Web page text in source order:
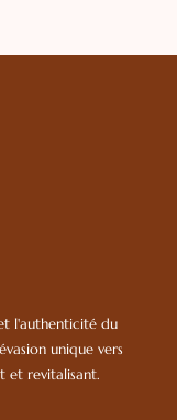
l'authenticité du
unique vers
et revitalisant.